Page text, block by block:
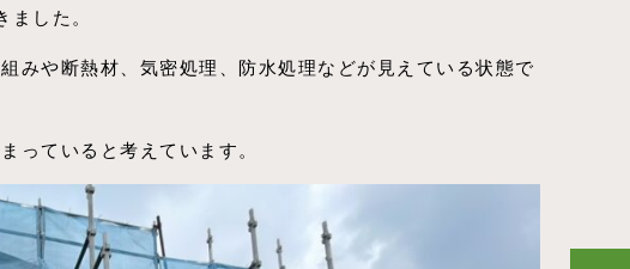
した。
みや断熱材、気密処理、防水処理などが見えている状態で
っていると考えています。